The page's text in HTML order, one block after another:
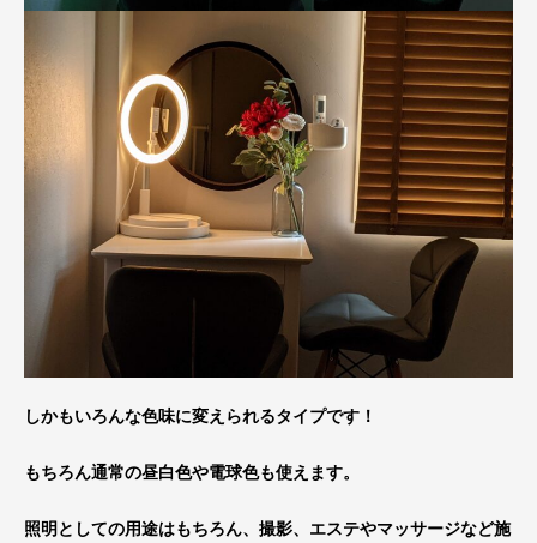
しかもいろんな色味に変えられるタイプです！
もちろん通常の昼白色や電球色も使えます。
照明としての用途はもちろん、撮影、エステやマッサージなど施